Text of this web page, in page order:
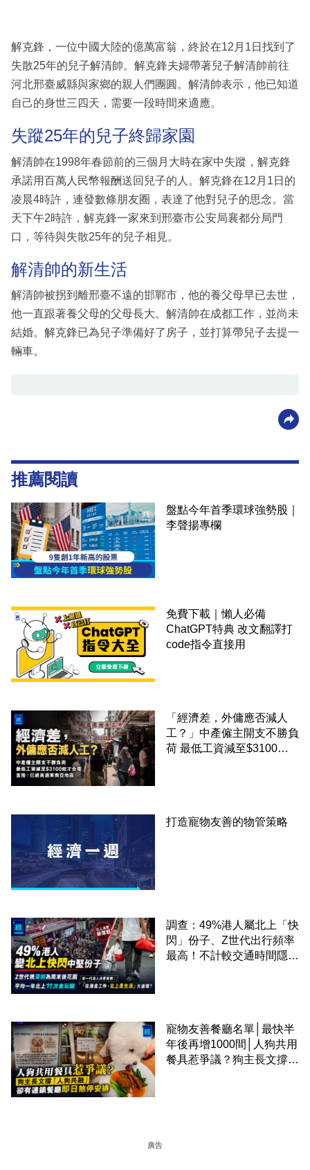
區
解克鋒，一位中國大陸的億萬富翁，終於在12月1日找到了
失散25年的兒子解清帥。解克鋒夫婦帶著兒子解清帥前往
河北邢臺威縣與家鄉的親人們團圓。解清帥表示，他已知道
自己的身世三四天，需要一段時間來適應。
失蹤25年的兒子終歸家園
解清帥在1998年春節前的三個月大時在家中失蹤，解克鋒
承諾用百萬人民幣報酬送回兒子的人。解克鋒在12月1日的
凌晨4時許，連發數條朋友圈，表達了他對兒子的思念。當
天下午2時許，解克鋒一家來到邢臺市公安局襄都分局門
口，等待與失散25年的兒子相見。
解清帥的新生活
解清帥被拐到離邢臺不遠的邯鄲市，他的養父母早已去世，
他一直跟著養父母的父母長大。解清帥在成都工作，並尚未
結婚。解克鋒已為兒子準備好了房子，並打算帶兒子去提一
輛車。
推薦閱讀
盤點今年首季環球強勢股｜
李聲揚專欄
免費下載｜懶人必備
ChatGPT特典 改文翻譯打
code指令直接用
「經濟差，外傭應否減人
工？」中產僱主開支不勝負
荷 最低工資減至$3100蚊
打造寵物友善的物管策略
調查：49%港人屬北上「快
閃」份子、Z世代出行頻率
最高！不計較交通時間隱形
寵物友善餐廳名單│最快半
年後再增1000間│人狗共用
餐具惹爭議？狗主長文撐
廣告